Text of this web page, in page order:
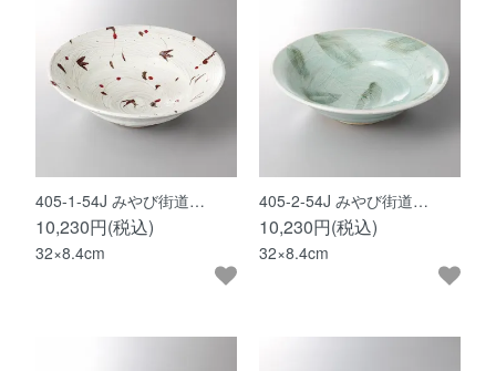
405-1-54J みやび街道…
10,230円(税込)
32×8.4cm
405-2-54J みやび街道…
10,230円(税込)
32×8.4cm